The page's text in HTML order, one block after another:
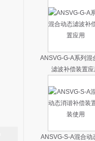
ANSVG-G-A系列混
滤波补偿装置应
ANSVG-S-A混合动